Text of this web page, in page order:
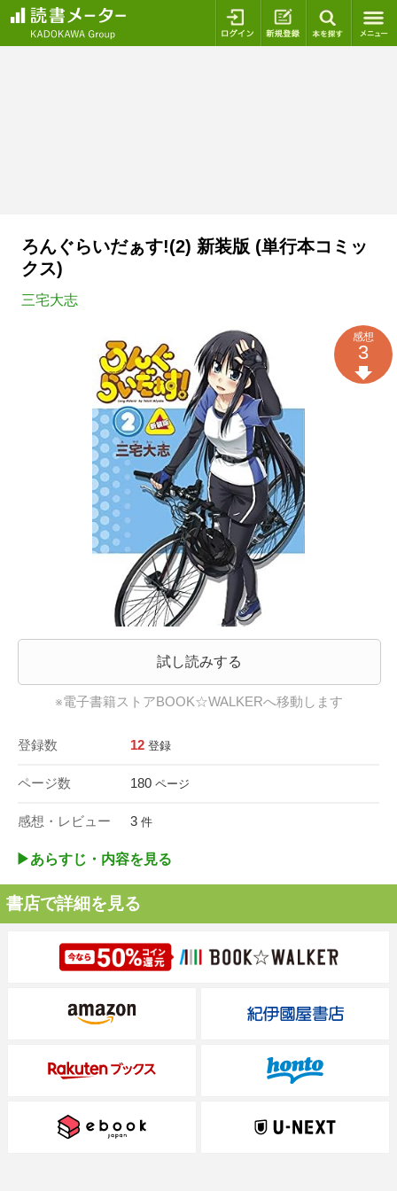
ログイン 新規登録
ろんぐらいだぁす!(2) 新装版 (単行本コミッ
クス)
三宅大志
試し読みする
※電子書籍ストアBOOK☆WALKERへ移動します
登録数 12 登録
ページ数 180 ページ
感想・レビュー 3 件
感想
3
▶︎あらすじ・内容を見る
書店で詳細を見る